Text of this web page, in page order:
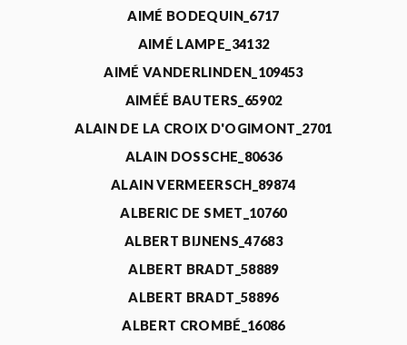
AIMÉ BODEQUIN_6717
AIMÉ LAMPE_34132
AIMÉ VANDERLINDEN_109453
AIMÉÉ BAUTERS_65902
ALAIN DE LA CROIX D'OGIMONT_2701
ALAIN DOSSCHE_80636
ALAIN VERMEERSCH_89874
ALBERIC DE SMET_10760
ALBERT BIJNENS_47683
ALBERT BRADT_58889
ALBERT BRADT_58896
ALBERT CROMBÉ_16086